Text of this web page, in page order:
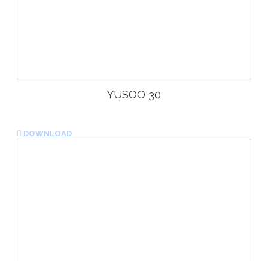
YUSOO 30
DOWNLOAD